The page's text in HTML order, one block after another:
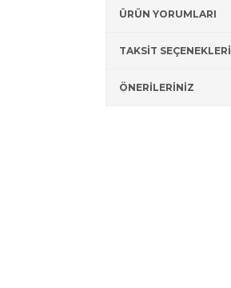
ÜRÜN YORUMLARI
TAKSİT SEÇENEKLERİ
ÖNERİLERİNİZ